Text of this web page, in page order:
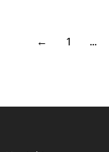
← 1 …